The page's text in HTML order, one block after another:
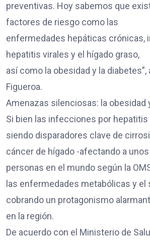
preventivas. Hoy sabemos que
factores de riesgo como las
enfermedades hepáticas crónicas,
hepatitis virales y el hígado graso,
así como la obesidad y la diabetes”,
Figueroa.
Amenazas silenciosas: la obesidad
Si bien las infecciones por hepatitis
siendo disparadores clave de
cáncer de hígado -afectando a
personas en el mundo según la
las enfermedades metabólicas y el
cobrando un protagonismo
en la región.
De acuerdo con el Ministerio de